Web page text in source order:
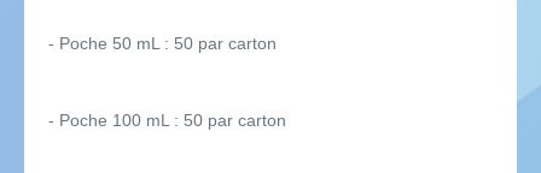
- Poche 50 mL : 50 par carton
- Poche 100 mL : 50 par carton